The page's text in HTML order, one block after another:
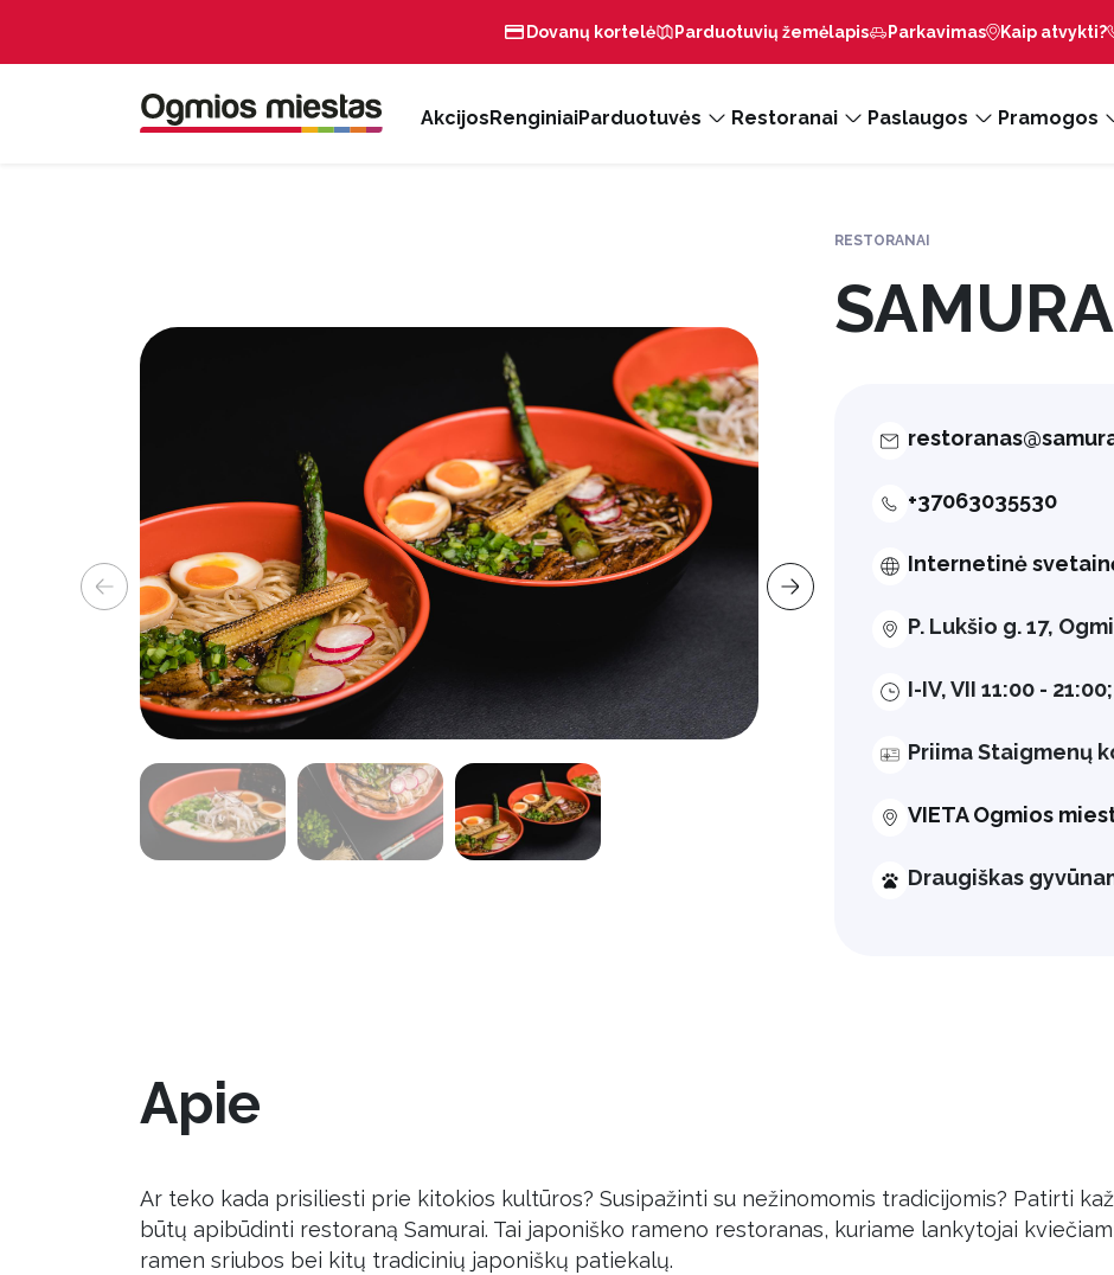
Dovanų kortelė Parduotuvių žemėlapis Parkavimas Kaip atvykti?
AkcijosRenginiaiParduotuvės Restoranai Paslaugos Pramogos
RESTORANAI
+37063035530
Internetinė
P. Lukšio g. 17,
I-IV, VII 11:00 -
Priima Staigmenų
VIETA Ogmios
Draugiškas
Apie
Ar teko kada prisiliesti prie kitokios kultūros? Susipažinti su nežinomomis tradicijomis? Patirti
būtų apibūdinti restoraną Samurai. Tai japoniško rameno restoranas, kuriame lankytojai
ramen sriubos bei kitų tradicinių japoniškų patiekalų.